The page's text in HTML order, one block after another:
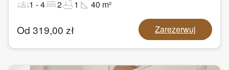
groups1 -4bed2bathtub1 square_foot 40 m²
Od 319,00 zł Zarezerwuj